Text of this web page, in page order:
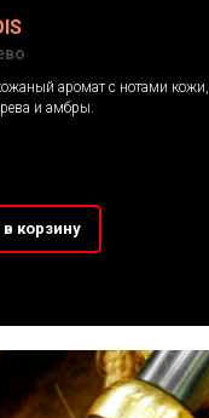
аромат с нотами кожи,
и амбры.
корзину